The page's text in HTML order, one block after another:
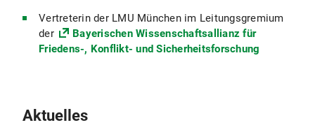
Vertreterin der LMU München im Leitungsgremium
der
Bayerischen Wissenschaftsallianz für
Friedens-, Konflikt- und Sicherheitsforschung
Aktuelles